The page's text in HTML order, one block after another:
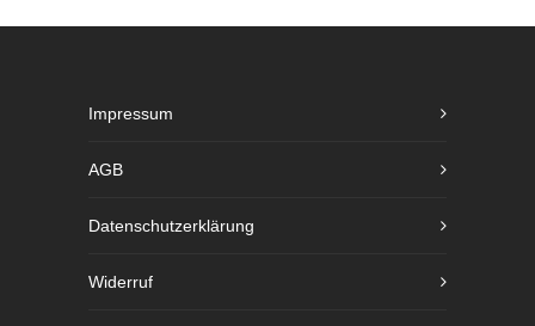
Impressum
AGB
Datenschutzerklärung
Widerruf